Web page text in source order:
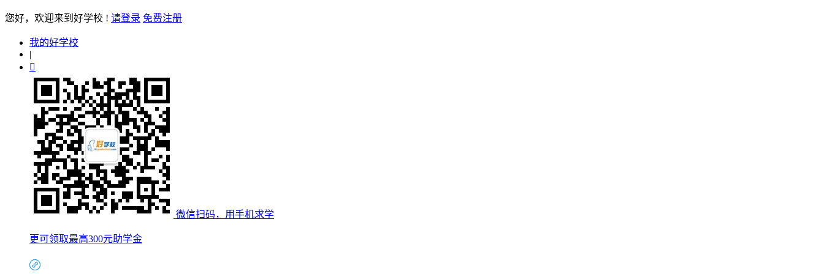
您好，欢迎来到好学校 ! 请登录 免费注册
我的好学校
|

微信扫码，用手机求学
更可领取最高300元助学金